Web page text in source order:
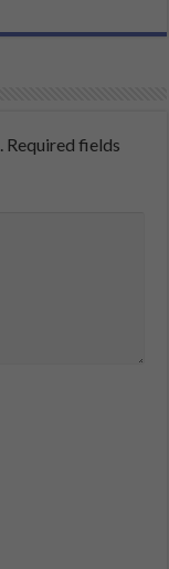
Required fields